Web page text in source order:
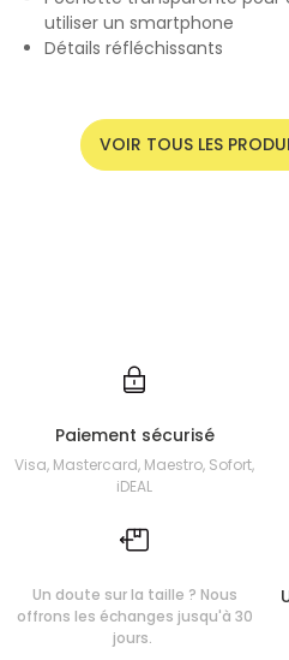
utiliser un smartphone
Détails réfléchissants
VOIR TOUS LES
Paiement sécurisé
Visa, Mastercard, Maestro, Sofort,
iDEAL
Un doute sur la taille ? Nous
offrons les échanges jusqu'à 30
jours.